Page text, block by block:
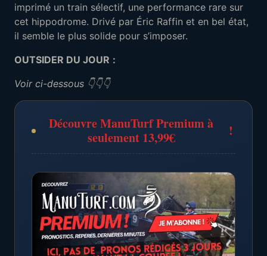
imprimé un train sélectif, une performance rare sur
cet hippodrome. Drivé par Éric Raffin et en bel état,
il semble le plus solide pour s’imposer.
OUTSIDER DU JOUR :
Voir ci-dessous 👇👇👇
Découvre ManuTurf Premium à
seulement 13,99€
!